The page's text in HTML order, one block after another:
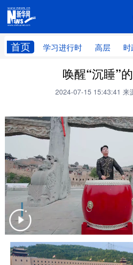
首页 学习进行时 高层 时
网站地图
高层
财经
科技
文化
访谈 视频
法律 中央文件
食品 人居
城市 旅游
唤醒“沉睡”
2024-07-15 15:43:41 来